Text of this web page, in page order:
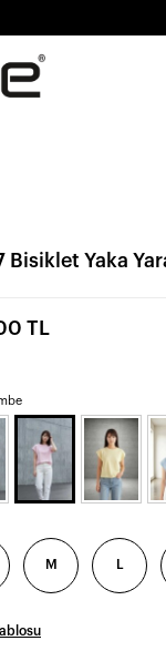
Bisiklet Yaka
TL
M L